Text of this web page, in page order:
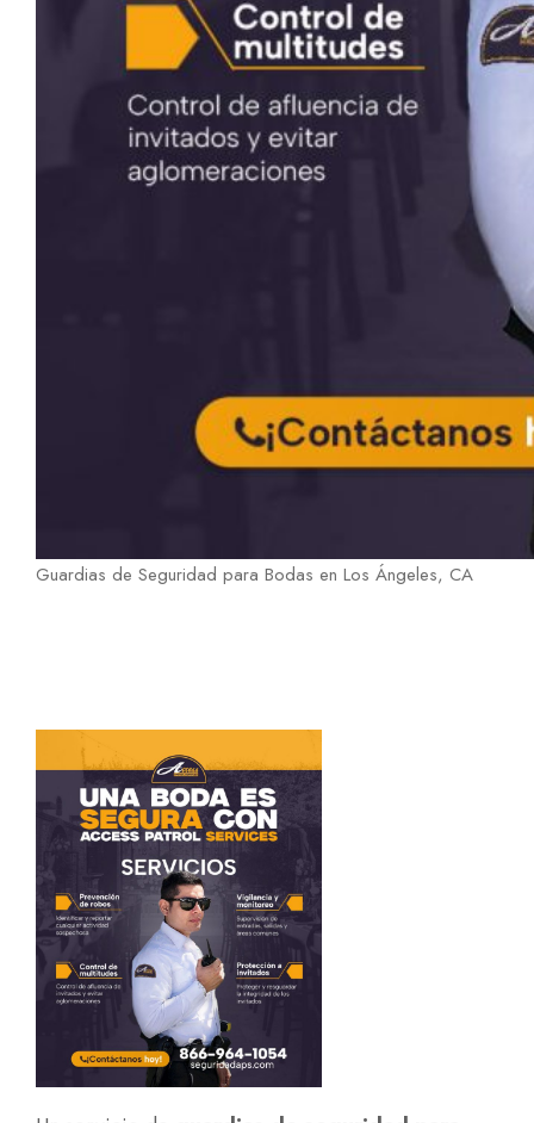
Guardias de Seguridad para Bodas en Los Ángeles, CA